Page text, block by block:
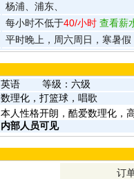
杨浦、浦东、
每小时不低于40/小时 查看薪
平时晚上，周六周日，寒暑假
英语 等级： 六级
数理化，打篮球，唱歌
本人性格开朗，酷爱数理化，
内部人员可见
订